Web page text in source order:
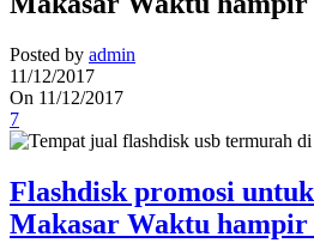
Posted by admin
11/12/2017
On 11/12/2017
7
Flashdisk promosi
Makasar Waktu hampir